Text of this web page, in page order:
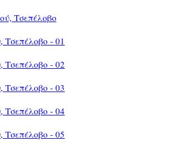
Τσεπέλοβο
- 01
- 02
- 03
Τσεπέλοβο - 04
- 05